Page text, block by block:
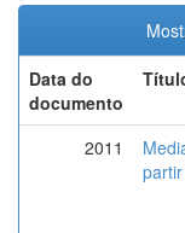
Data do
documento
2011